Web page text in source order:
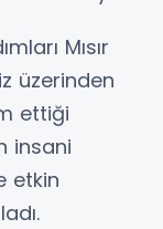
Mısır
üzerinden
ettiği
insani
etkin